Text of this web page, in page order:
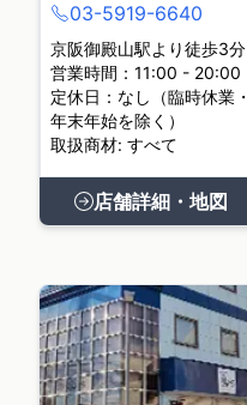
03-5919-6640
京阪御殿山駅より徒歩3分
営業時間：11:00 - 20:00
定休日：なし（臨時休業・
年末年始を除く）
取扱商材: すべて
店舗詳細・地図